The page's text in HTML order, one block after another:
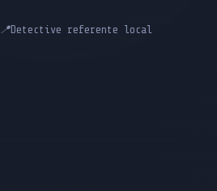
📍Detective referente local